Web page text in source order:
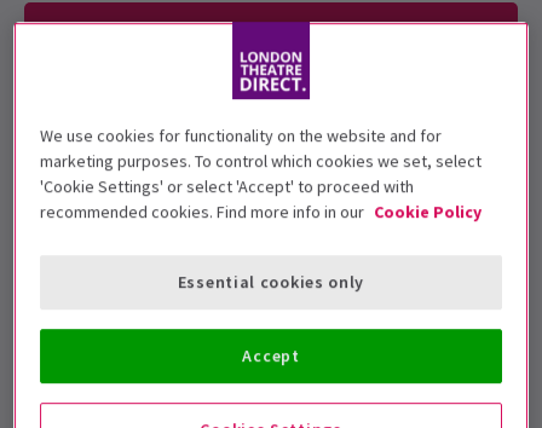
Recommandé pour les 12+ ans. Les moins
de 4 ans ne seront pas admis.
Dates de représentation
Theatre Royal Drury Lane
Émission la plus populaire
We use cookies for functionality on the website and for
marketing purposes. To control which cookies we set, select
'Cookie Settings' or select 'Accept' to proceed with
recommended cookies. Find more info in our Cookie Policy
Essential cookies only
Accept